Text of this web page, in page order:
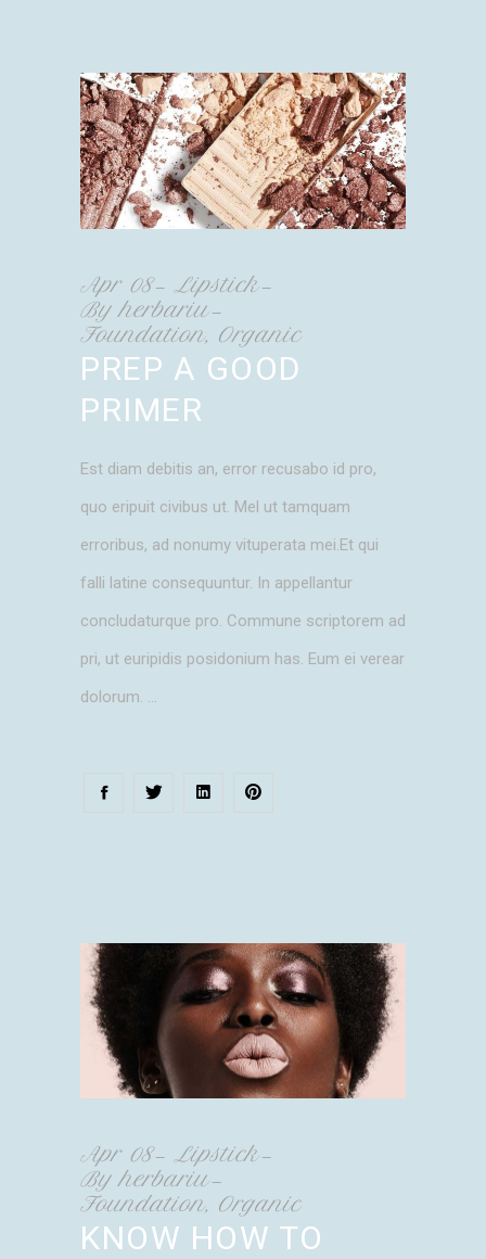
Apr 08
Lipstick
Byherbariu
Foundation, Organic
PREP A GOOD
PRIMER
Est diam debitis an, error recusabo id pro,
quo eripuit civibus ut. Mel ut tamquam
erroribus, ad nonumy vituperata mei.Et qui
falli latine consequuntur. In appellantur
concludaturque pro. Commune scriptorem ad
pri, ut euripidis posidonium has. Eum ei verear
dolorum.
Apr 08
Lipstick
Byherbariu
Foundation, Organic
KNOW HOW TO